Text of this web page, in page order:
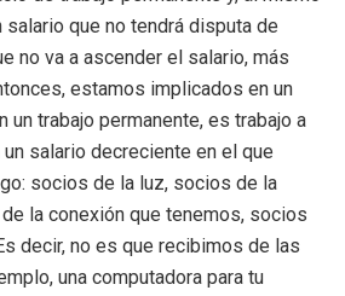
que no tendrá disputa de
no va a ascender el salario, más
estamos implicados en un
un trabajo permanente, es trabajo a
salario decreciente en el que
socios de la luz, socios de la
la conexión que tenemos, socios
decir, no es que recibimos de las
una computadora para tu